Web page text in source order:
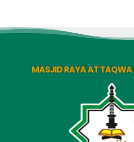
MASJID RAYA AT TAQWA